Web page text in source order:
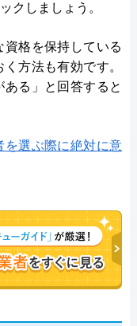
クしましょう。
資格を保持している
方法も有効です。
る」と回答すると
を選ぶ際に絶対に意